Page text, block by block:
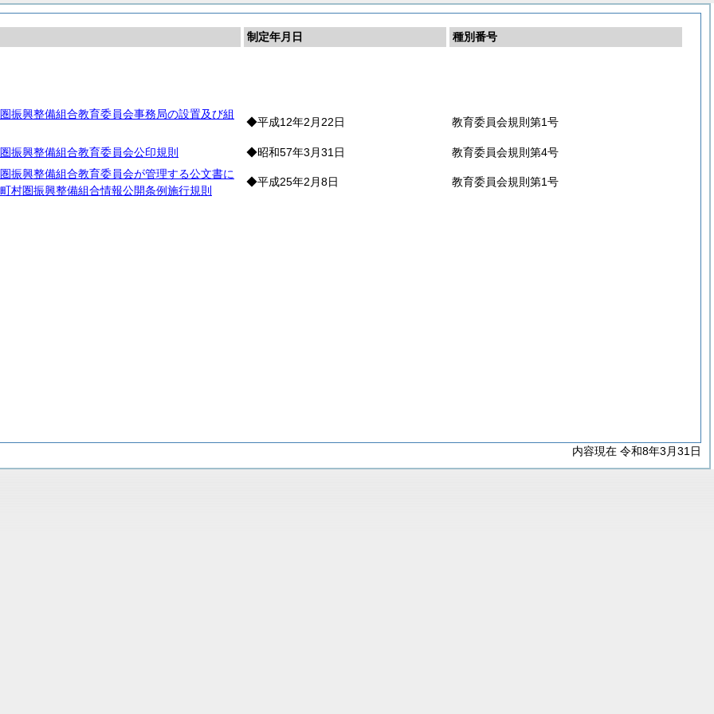
制定年月日
種別番号
振興整備組合教育委員会事務局の設置及び組
◆平成12年2月22日 教育委員会規則第1号
振興整備組合教育委員会公印規則 ◆昭和57年3月31日
教育委員会規則第4号
振興整備組合教育委員会が管理する公文書に
村圏振興整備組合情報公開条例施行規則
◆平成25年2月8日 教育委員会規則第1号
内容現在 令和8年3月31日